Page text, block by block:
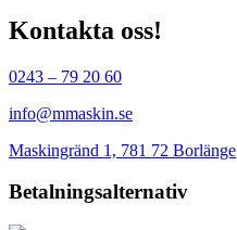
Kontakta oss!
0243 – 79 20 60
info@mmaskin.se
Maskingränd 1, 781 72 Borlänge
Betalningsalternativ